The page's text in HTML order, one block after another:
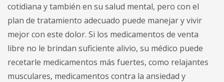
cotidiana y también en su salud mental, pero con el
plan de tratamiento adecuado puede manejar y vivir
mejor con este dolor. Si los medicamentos de venta
libre no le brindan suficiente alivio, su médico puede
recetarle medicamentos más fuertes, como relajantes
musculares, medicamentos contra la ansiedad y